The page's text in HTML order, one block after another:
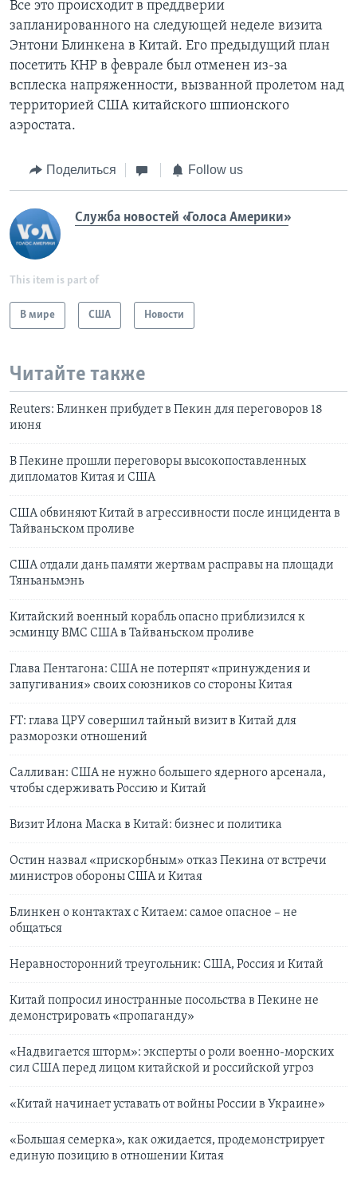
Все это происходит в преддверии
запланированного на следующей неделе визита
Энтони Блинкена в Китай. Его предыдущий план
посетить КНР в феврале был отменен из-за
всплеска напряженности, вызванной пролетом над
территорией США китайского шпионского
аэростата.
Поделиться Follow us
Служба новостей «Голоса Америки»
This item is part of
В мире США Новости
Читайте также
Reuters: Блинкен прибудет в Пекин для переговоров 18
июня
В Пекине прошли переговоры высокопоставленных
дипломатов Китая и США
США обвиняют Китай в агрессивности после инцидента в
Тайваньском проливе
США отдали дань памяти жертвам расправы на площади
Тяньаньмэнь
Китайский военный корабль опасно приблизился к
эсминцу ВМС США в Тайваньском проливе
Глава Пентагона: США не потерпят «принуждения и
запугивания» своих союзников со стороны Китая
FT: глава ЦРУ совершил тайный визит в Китай для
разморозки отношений
Салливан: США не нужно большего ядерного арсенала,
чтобы сдерживать Россию и Китай
Визит Илона Маска в Китай: бизнес и политика
Остин назвал «прискорбным» отказ Пекина от встречи
министров обороны США и Китая
Блинкен о контактах с Китаем: самое опасное – не
общаться
Неравносторонний треугольник: США, Россия и Китай
Китай попросил иностранные посольства в Пекине не
демонстрировать «пропаганду»
«Надвигается шторм»: эксперты о роли военно-морских
сил США перед лицом китайской и российской угроз
«Китай начинает уставать от войны России в Украине»
«Большая семерка», как ожидается, продемонстрирует
единую позицию в отношении Китая